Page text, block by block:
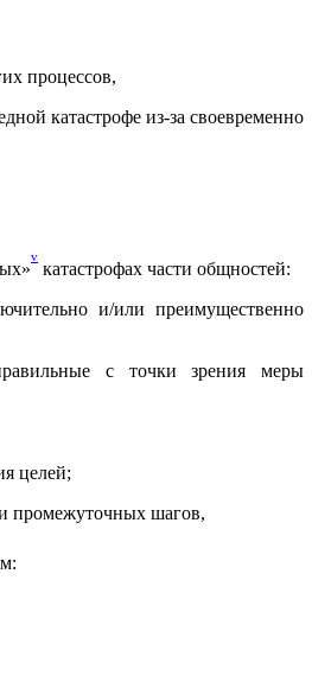
процессов,
катастрофе из-за своевременно
v
катастрофах части общностей:
и/или преимущественно
с точки зрения меры
целей;
промежуточных шагов,